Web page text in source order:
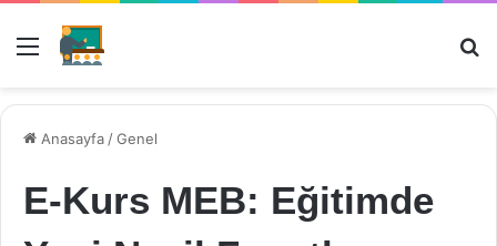
Menü
Anasayfa /Genel
E-Kurs MEB: Eğitimde